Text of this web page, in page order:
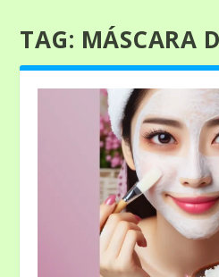
TAG: MÁSCARA